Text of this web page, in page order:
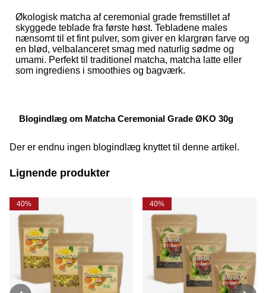
Økologisk matcha af ceremonial grade fremstillet af
skyggede teblade fra første høst. Tebladene males
nænsomt til et fint pulver, som giver en klargrøn farve og
en blød, velbalanceret smag med naturlig sødme og
umami. Perfekt til traditionel matcha, matcha latte eller
som ingrediens i smoothies og bagværk.
Blogindlæg om Matcha Ceremonial Grade ØKO 30g
Der er endnu ingen blogindlæg knyttet til denne artikel.
Lignende produkter
40% 40%